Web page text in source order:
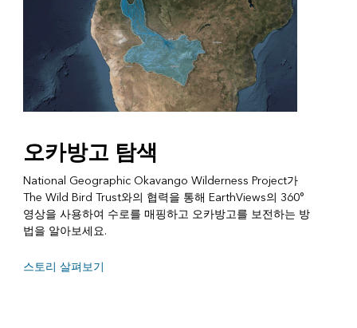
오카방고 탐색
National Geographic Okavango Wilderness Project가
The Wild Bird Trust와의 협력을 통해 EarthViews의 360°
영상을 사용하여 수로를 매핑하고 오카방고를 보전하는 방
법을 알아보세요.
스토리 살펴보기